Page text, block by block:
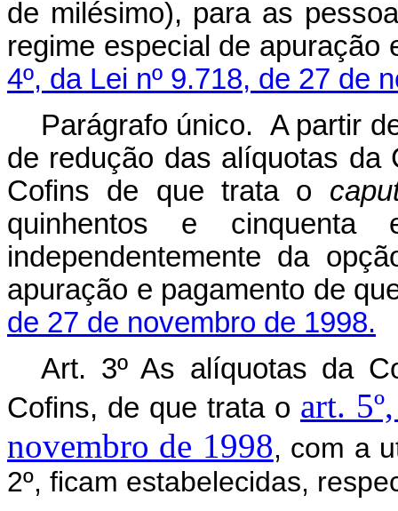
de milésimo), para as
regime especial de
4º, da Lei nº 9.718, de 27 de
Parágrafo único. A partir
de redução das alíquotas da
Cofins de que trata o
quinhentos e
independentemente da
apuração e pagamento de
de 27 de novembro de 1998.
Art. 3º As alíquotas da
Cofins, de que trata o art.
novembro de 1998, com a
2º, ficam estabelecidas,